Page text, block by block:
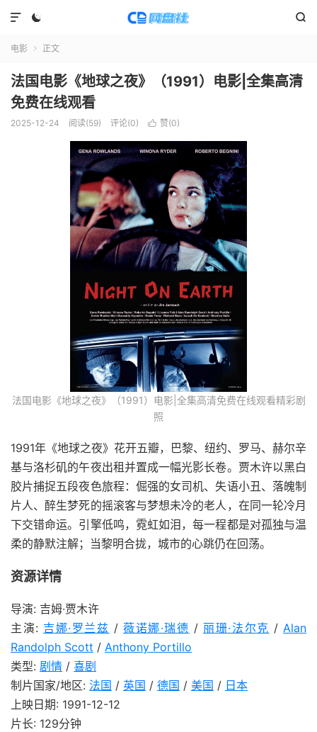
 

电影  正文
法国电影《地球之夜》（1991）电影|全集高清
免费在线观看
2025-12-24 阅读(59) 评论(0)  赞(0)
法国电影《地球之夜》（1991）电影|全集高清免费在线观看精彩剧
照
1991年《地球之夜》花开五瓣，巴黎、纽约、罗马、赫尔辛
基与洛杉矶的午夜出租并置成一幅光影长卷。贾木许以黑白
胶片捕捉五段夜色旅程：倔强的女司机、失语小丑、落魄制
片人、醉生梦死的摇滚客与梦想未冷的老人，在同一轮冷月
下交错命运。引擎低鸣，霓虹如泪，每一程都是对孤独与温
柔的静默注解；当黎明合拢，城市的心跳仍在回荡。
资源详情
导演: 吉姆·贾木许
主演: 吉娜·罗兰兹 / 薇诺娜·瑞德 / 丽珊·法尔克 / Alan
Randolph Scott / Anthony Portillo
类型: 剧情 / 喜剧
制片国家/地区: 法国 / 英国 / 德国 / 美国 / 日本
上映日期: 1991-12-12
片长: 129分钟